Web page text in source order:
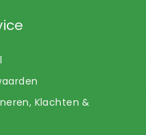
Klachten &